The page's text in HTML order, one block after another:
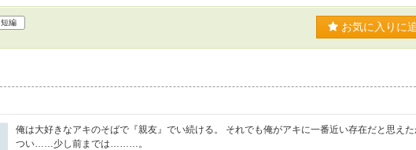
短編 お気に入りに
俺は大好きなアキのそばで『親友』でい続ける。 それでも俺がアキに一番近い存在だと思え
つい……少し前までは………。